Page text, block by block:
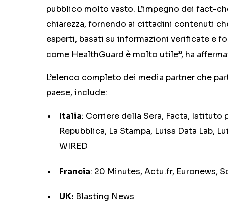
pubblico molto vasto. L’impegno dei fact-
chiarezza, fornendo ai cittadini contenuti
esperti, basati su informazioni verificate e
come HealthGuard è molto utile”, ha
L’elenco completo dei media partner che
paese, include:
Italia: Corriere della Sera, Facta, Istituto
Repubblica, La Stampa, Luiss Data Lab,
WIRED
Francia: 20 Minutes, Actu.fr, Euronews,
UK: Blasting News